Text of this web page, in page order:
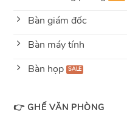
Bàn giám đốc
Bàn máy tính
Bàn họp
👉 GHẾ VĂN PHÒNG